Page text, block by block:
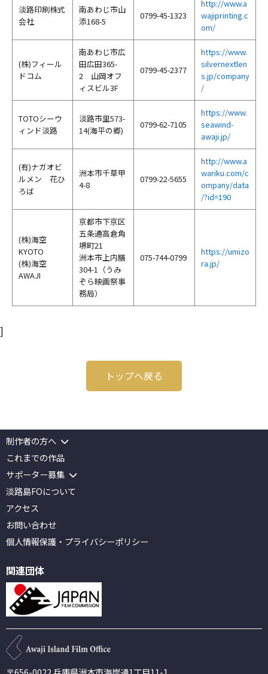
淡路印刷株式
会社
南あわじ市山
添168-5
0799-45-1323
http://www.a
wajiprinting.c
om/
(株)フィール
ドコム
南あわじ市広
田広田365-
2 山岡オフ
ィスビル3F
0799-45-2377
https://www.
silvernextlen
s.jp/company
/
TOTOシーウ
ィンド淡路
淡路市里573-
14(海平の郷)
0799-62-7105
https://www.
seawind-
awaji.jp/
(有)ナガオビ
ルメン 花ひ
ろば
洲本市千草甲
4-8
0799-22-5655
http://www.a
wariku.com/c
ompany/data
/?id=190
(株)海空
KYOTO
(株)海空
AWAJI
京都市下京区
五条通高倉角
堺町21
洲本市上内膳
304-1（うみ
ぞら映画祭事
務局）
075-744-0799
https://umizo
ra.jp/
]
トップへ戻る
淡路島フィルムオフィス
制作者の方へ
これまでの作品
サポーター募集
淡路島FOについて
アクセス
お問い合わせ
個人情報保護 ・ プライバシーポリシー
関連団体